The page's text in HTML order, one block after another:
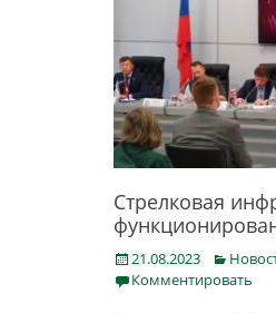
Стрелковая
Posted
on
21.08.2023
Комментировать